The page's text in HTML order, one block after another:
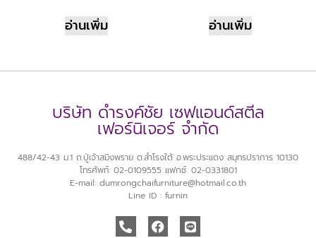
อ่านเพิ่ม อ่านเพิ่ม
บริษัท ดำรงค์ชัย เซฟแอนด์สตีล
เฟอร์นิเจอร์ จำกัด
488/42-43 ม.1 ถ.ปู่เจ้าสมิงพราย ต.สำโรงใต้ อ.พระประแดง สมุทรปราการ 10130
โทรศัพท์: 02-0109555 แฟกซ์: 02-0331801
E-mail: dumrongchaifurniture@hotmail.co.th
Line ID : furnin